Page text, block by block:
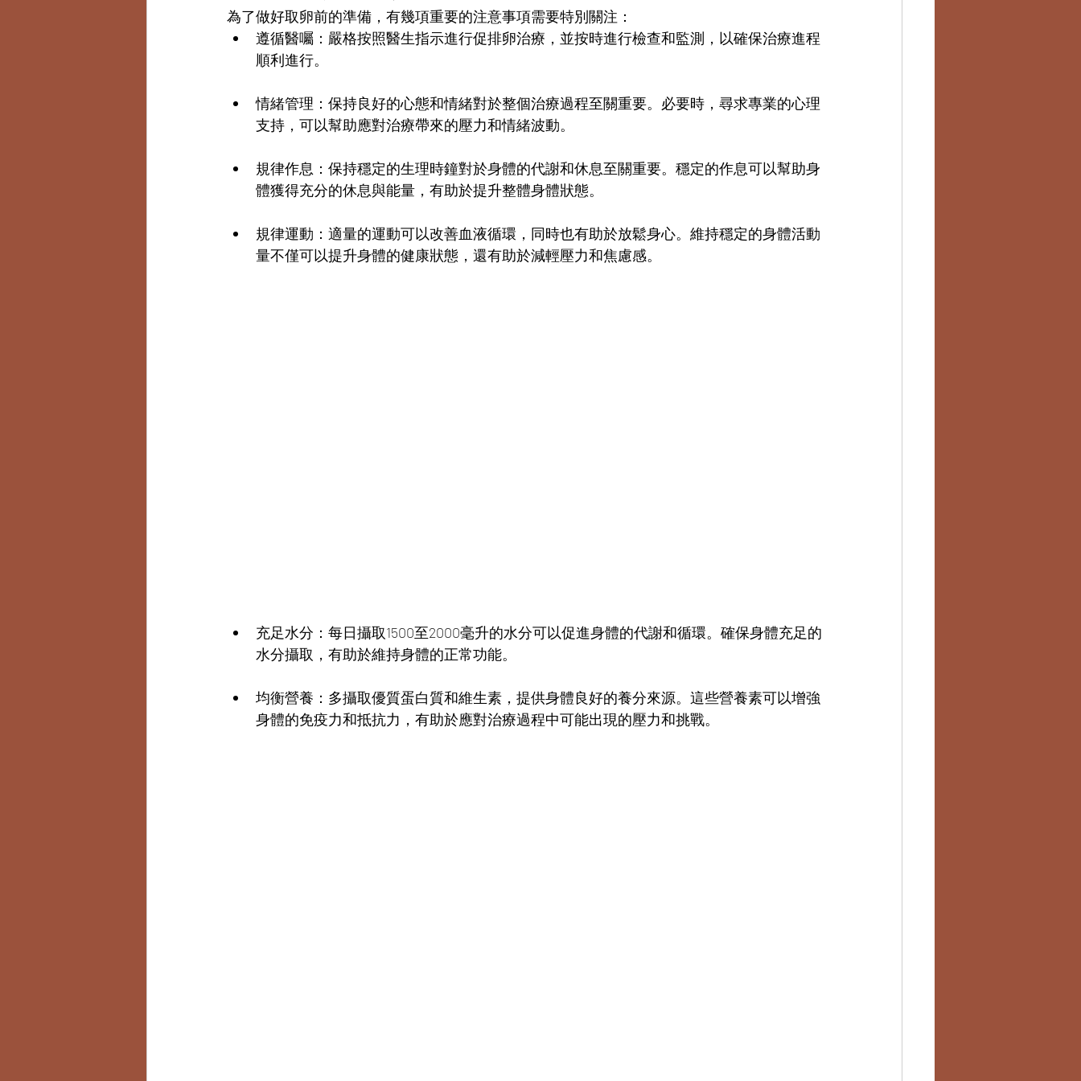
為了做好取卵前的準備，有幾項重要的注意事項需要特別關注：
遵循醫囑：嚴格按照醫生指示進行促排卵治療，並按時進行檢查和監測，以確保治療進程
順利進行。
情緒管理：保持良好的心態和情緒對於整個治療過程至關重要。必要時，尋求專業的心理
支持，可以幫助應對治療帶來的壓力和情緒波動。
規律作息：保持穩定的生理時鐘對於身體的代謝和休息至關重要。穩定的作息可以幫助身
體獲得充分的休息與能量，有助於提升整體身體狀態。
規律運動：適量的運動可以改善血液循環，同時也有助於放鬆身心。維持穩定的身體活動
量不僅可以提升身體的健康狀態，還有助於減輕壓力和焦慮感。
充足水分：每日攝取1500至2000毫升的水分可以促進身體的代謝和循環。確保身體充足的
水分攝取，有助於維持身體的正常功能。
均衡營養：多攝取優質蛋白質和維生素，提供身體良好的養分來源。這些營養素可以增強
身體的免疫力和抵抗力，有助於應對治療過程中可能出現的壓力和挑戰。